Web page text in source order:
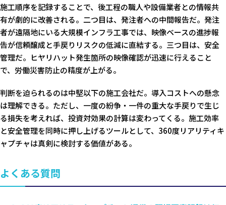
施工順序を記録することで、後工程の職人や設備業者との情報共
有が劇的に改善される。二つ目は、発注者への中間報告だ。発注
者が遠隔地にいる大規模インフラ工事では、映像ベースの進捗報
告が信頼醸成と手戻りリスクの低減に直結する。三つ目は、安全
管理だ。ヒヤリハット発生箇所の映像確認が迅速に行えること
で、労働災害防止の精度が上がる。
判断を迫られるのは中堅以下の施工会社だ。導入コストへの懸念
は理解できる。ただし、一度の紛争・一件の重大な手戻りで生じ
る損失を考えれば、投資対効果の計算は変わってくる。施工効率
と安全管理を同時に押し上げるツールとして、360度リアリティキ
ャプチャは真剣に検討する価値がある。
よくある質問